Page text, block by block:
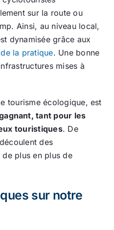
sur la route ou
Ainsi, au niveau local,
dynamisée grâce aux
la pratique. Une bonne
mises à
tourisme écologique, est
tant pour les
touristiques. De
des
plus en plus de
sur notre